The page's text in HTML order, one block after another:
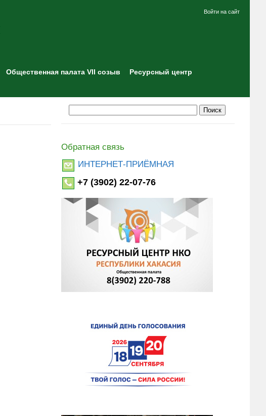
Войти на сайт
Общественная палата VII созыв
Ресурсный центр
Обратная связь
ИНТЕРНЕТ-ПРИЁМНАЯ
+7 (3902) 22-07-76